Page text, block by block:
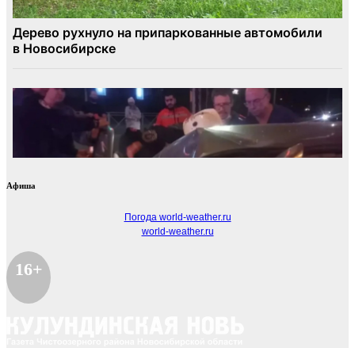
Афиша
Погода world-weather.ru
world-weather.ru
16+